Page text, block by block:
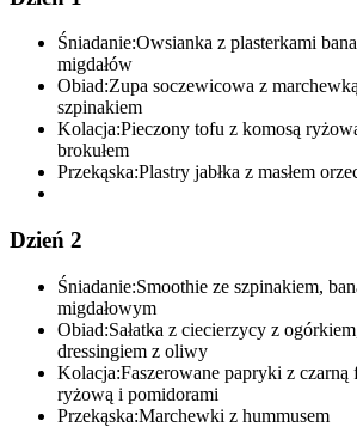
Śniadanie:Owsianka z plasterkami
migdałów
Obiad:Zupa soczewicowa z
szpinakiem
Kolacja:Pieczony tofu z komosą
brokułem
Przekąska:Plastry jabłka z masłem
Dzień 2
Śniadanie:Smoothie ze szpinakiem,
migdałowym
Obiad:Sałatka z ciecierzycy z
dressingiem z oliwy
Kolacja:Faszerowane papryki z czarną
ryżową i pomidorami
Przekąska:Marchewki z hummusem